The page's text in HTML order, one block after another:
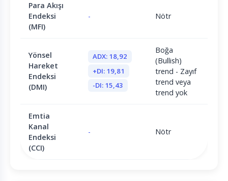
Para Akışı
Endeksi
(MFI)
- Nötr
Yönsel
Hareket
Endeksi
(DMI)
ADX: 18,92
+DI: 19,81
-DI: 15,43
Boğa
(Bullish)
trend - Zayıf
trend veya
trend yok
Emtia
Kanal
Endeksi
(CCI)
- Nötr